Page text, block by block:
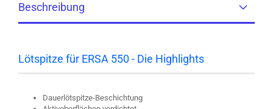
Beschreibung
Lötspitze für ERSA 550 - Die Highlights
Dauerlötspitze-Beschichtung